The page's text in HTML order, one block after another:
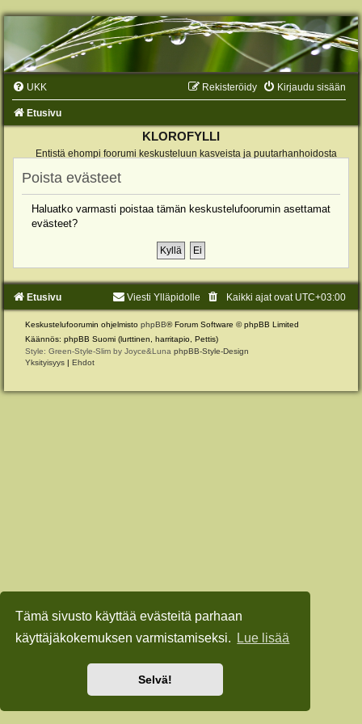
Tämä sivusto käyttää evästeitä parhaan
käyttäjäkokemuksen varmistamiseksi.
Lue lisää
Selvä!
UKK Kirjaudu sisään
Rekisteröidy
Etusivu
KLOROFYLLI
Entistä ehompi foorumi keskusteluun kasveista ja puutarhanhoidosta
Poista evästeet
Haluatko varmasti poistaa tämän keskustelufoorumin asettamat
evästeet?
Etusivu Kaikki ajat ovat UTC+03:00
Viesti Ylläpidolle
Keskustelufoorumin ohjelmisto phpBB® Forum Software © phpBB Limited
Käännös: phpBB Suomi (lurttinen, harritapio, Pettis)
Style: Green-Style-Slim by Joyce&Luna phpBB-Style-Design
Yksityisyys | Ehdot